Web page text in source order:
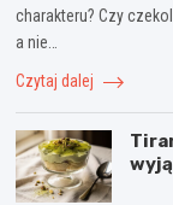
charakteru? Czy
a nie…
Czytaj dalej